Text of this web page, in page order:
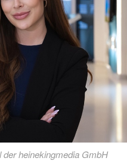
heinekingmedia GmbH